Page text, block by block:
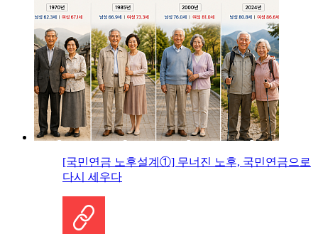
[국민연금 노후설계①] 무너진 노후, 국민연금으로
다시 세우다